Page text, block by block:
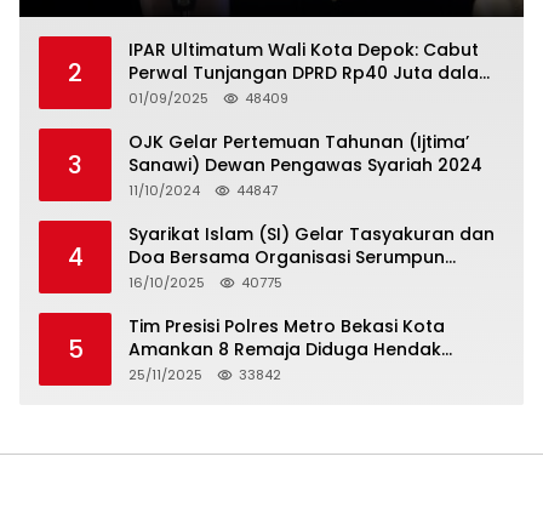
2
IPAR Ultimatum Wali Kota Depok: Cabut
Perwal Tunjangan DPRD Rp40 Juta dalam
5 Hari atau Hadapi Aksi Rakyat
01/09/2025 48409
3
OJK Gelar Pertemuan Tahunan (Ijtima’
Sanawi) Dewan Pengawas Syariah 2024
11/10/2024 44847
4
Syarikat Islam (SI) Gelar Tasyakuran dan
Doa Bersama Organisasi Serumpun
Syarikat Islam Doa
16/10/2025 40775
5
Tim Presisi Polres Metro Bekasi Kota
Amankan 8 Remaja Diduga Hendak
Tawuran
25/11/2025 33842